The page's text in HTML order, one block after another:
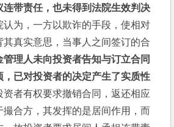
连带责任，也未得到法院生效判决
认为，一方以欺诈的手段，使相对
真实意思，当事人之间签订的合
管理人未向投资者告知与订立合同
，已对投资者的决定产生了实质性
资者有权要求撤销合同，返还相应
撮合方，其发挥的是居间作用，而